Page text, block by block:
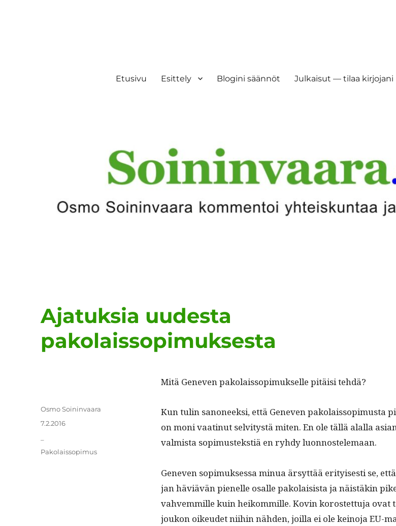
Etusivu Esittely Blogini säännöt Julkaisut — tilaa kirjojani
Ajatuksia uudesta
pakolaissopimuksesta
Mitä Gen­even pako­lais­sopimuk­selle pitäisi tehdä?
Kun tulin sanoneek­si, että Gen­even pako­lais­sopimus­ta
on moni vaat­in­ut selvi­tys­tä miten. En ole täl­lä alal­la
valmista sopimustek­stiä en ryhdy luonnostelemaan.
Gen­even sopimuk­ses­sa min­ua ärsyt­tää eri­tyis­es­ti se,
jan häviävän pienelle osalle pako­lai­sista ja näistäkin
vahvem­mille kuin heikom­mille. Kovin korostet­tu­ja ovat
joukon oikeudet niihin näh­den, joil­la ei ole keino­ja EU-
Kirjoittaja
Osmo Soininvaara
Julkaistu
7.2.2016
Avainsanat
Pakolaissopimus